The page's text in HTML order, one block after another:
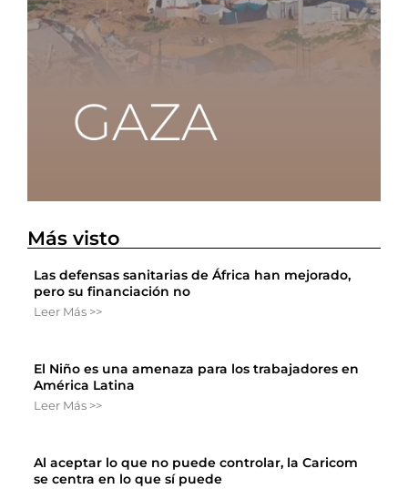
Más visto
Las defensas sanitarias de África han mejorado,
pero su financiación no
Leer Más >>
El Niño es una amenaza para los trabajadores en
América Latina
Leer Más >>
Al aceptar lo que no puede controlar, la Caricom
se centra en lo que sí puede